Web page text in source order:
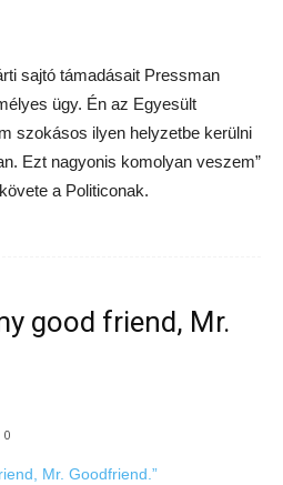
sajtó támadásait Pressman
ügy. Én az Egyesült
szokásos ilyen helyzetbe kerülni
Ezt nagyonis komolyan veszem”
a Politiconak.
good friend, Mr.
0